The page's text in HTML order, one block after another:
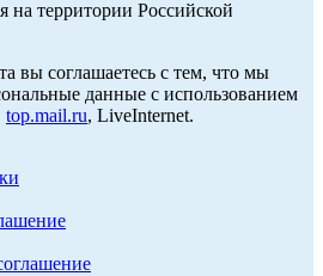
на территории Российской
вы соглашаетесь с тем, что мы
данные с использованием
top.mail.ru, LiveInternet.